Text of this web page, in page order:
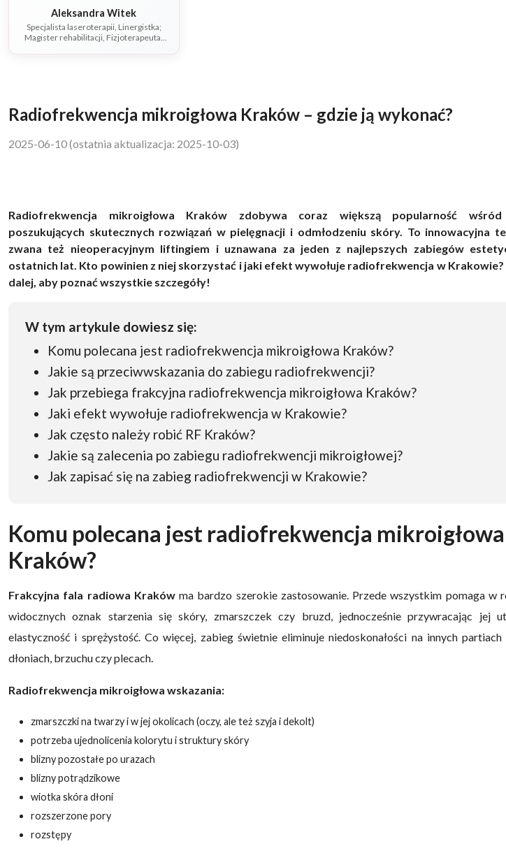
Aleksandra Witek
Specjalista laseroterapii, Linergistka;
Magister rehabilitacji, Fizjoterapeuta,
Radiofrekwencja mikroigłowa Kraków – gdzie ją wykonać?
2025-06-10(ostatnia aktualizacja: 2025-10-03)
Radiofrekwencja mikroigłowa Kraków zdobywa coraz większą popularność
poszukujących skutecznych rozwiązań w pielęgnacji i odmłodzeniu skóry. To innowacyjna
zwana też nieoperacyjnym liftingiem i uznawana za jeden z najlepszych zabiegów
ostatnich lat. Kto powinien z niej skorzystać i jaki efekt wywołuje radiofrekwencja w
dalej, aby poznać wszystkie szczegóły!
W tym artykule dowiesz się:
Komu polecana jest radiofrekwencja mikroigłowa Kraków?
Jakie są przeciwwskazania do zabiegu radiofrekwencji?
Jak przebiega frakcyjna radiofrekwencja mikroigłowa Kraków?
Jaki efekt wywołuje radiofrekwencja w Krakowie?
Jak często należy robić RF Kraków?
Jakie są zalecenia po zabiegu radiofrekwencji mikroigłowej?
Jak zapisać się na zabieg radiofrekwencji w Krakowie?
Komu polecana jest radiofrekwencja mikroigłowa
Kraków?
Frakcyjna fala radiowa Krakówma bardzo szerokie zastosowanie. Przede wszystkim pomaga w
widocznych oznak starzenia się skóry, zmarszczek czy bruzd, jednocześnie przywracając jej
elastyczność i sprężystość. Co więcej, zabieg świetnie eliminuje niedoskonałości na innych partiach
dłoniach, brzuchu czy plecach.
Radiofrekwencja mikroigłowa wskazania:
zmarszczki na twarzy i w jej okolicach (oczy, ale też szyja i dekolt)
potrzeba ujednolicenia kolorytu i struktury skóry
blizny pozostałe po urazach
blizny potrądzikowe
wiotka skóra dłoni
rozszerzone pory
rozstępy